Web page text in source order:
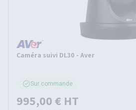
Caméra suivi DL30 - Aver
Sur commande
995,00 € HT